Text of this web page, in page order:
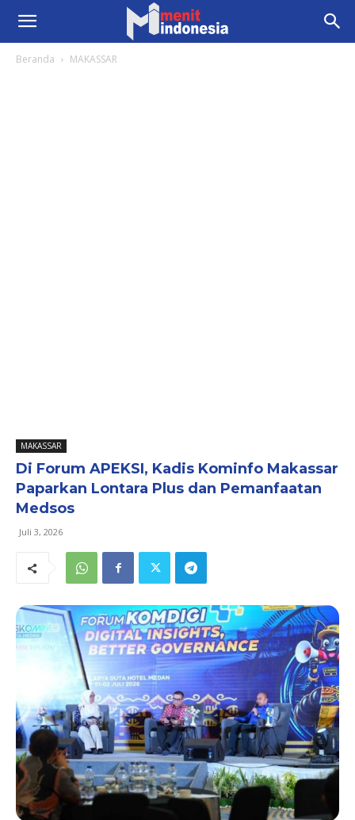
Beranda MAKASSAR
MAKASSAR
Di Forum APEKSI, Kadis Kominfo Makassar
Paparkan Lontara Plus dan Pemanfaatan
Medsos
Juli 3, 2026